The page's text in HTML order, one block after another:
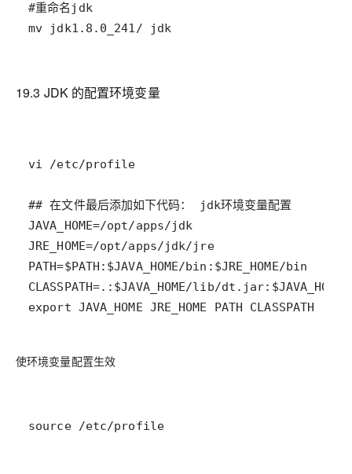
mv jdk1.8.0_241/ jdk
19.3 JDK 的配置环境变量
JRE_HOME=/opt/apps/jdk/jre
export JAVA_HOME JRE_HOME PATH CLASSPATH
使环境变量配置生效
source /etc/profile